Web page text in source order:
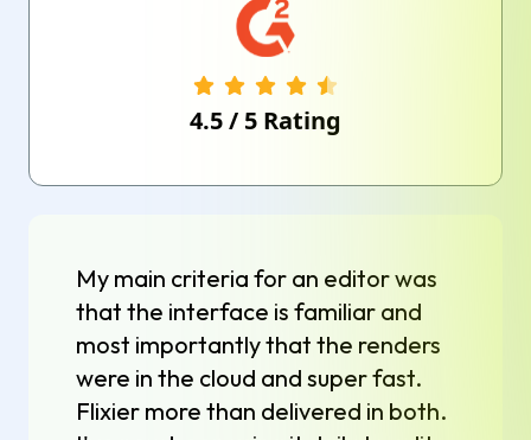
4.5/ 5 Rating
My main criteria for an editor was
that the interface is familiar and
most importantly that the renders
were in the cloud and super fast.
Flixier more than delivered in both.